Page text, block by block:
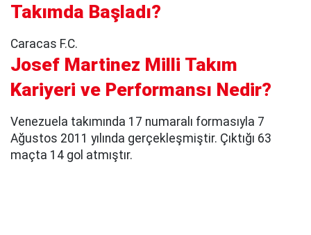
Takımda Başladı?
Caracas F.C.
Josef Martinez Milli Takım
Kariyeri ve Performansı Nedir?
Venezuela takımında 17 numaralı formasıyla 7
Ağustos 2011 yılında gerçekleşmiştir. Çıktığı 63
maçta 14 gol atmıştır.